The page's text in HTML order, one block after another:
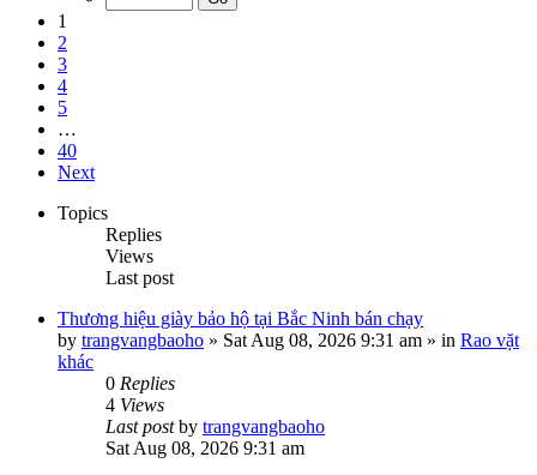
1
2
3
4
5
…
40
Next
Topics
Replies
Views
Last post
Thương hiệu giày bảo hộ tại Bắc Ninh bán chạy
by trangvangbaoho » Sat Aug 08, 2026 9:31 am » in Rao vặt
khác
0 Replies
4 Views
Last postby trangvangbaoho
Sat Aug 08, 2026 9:31 am